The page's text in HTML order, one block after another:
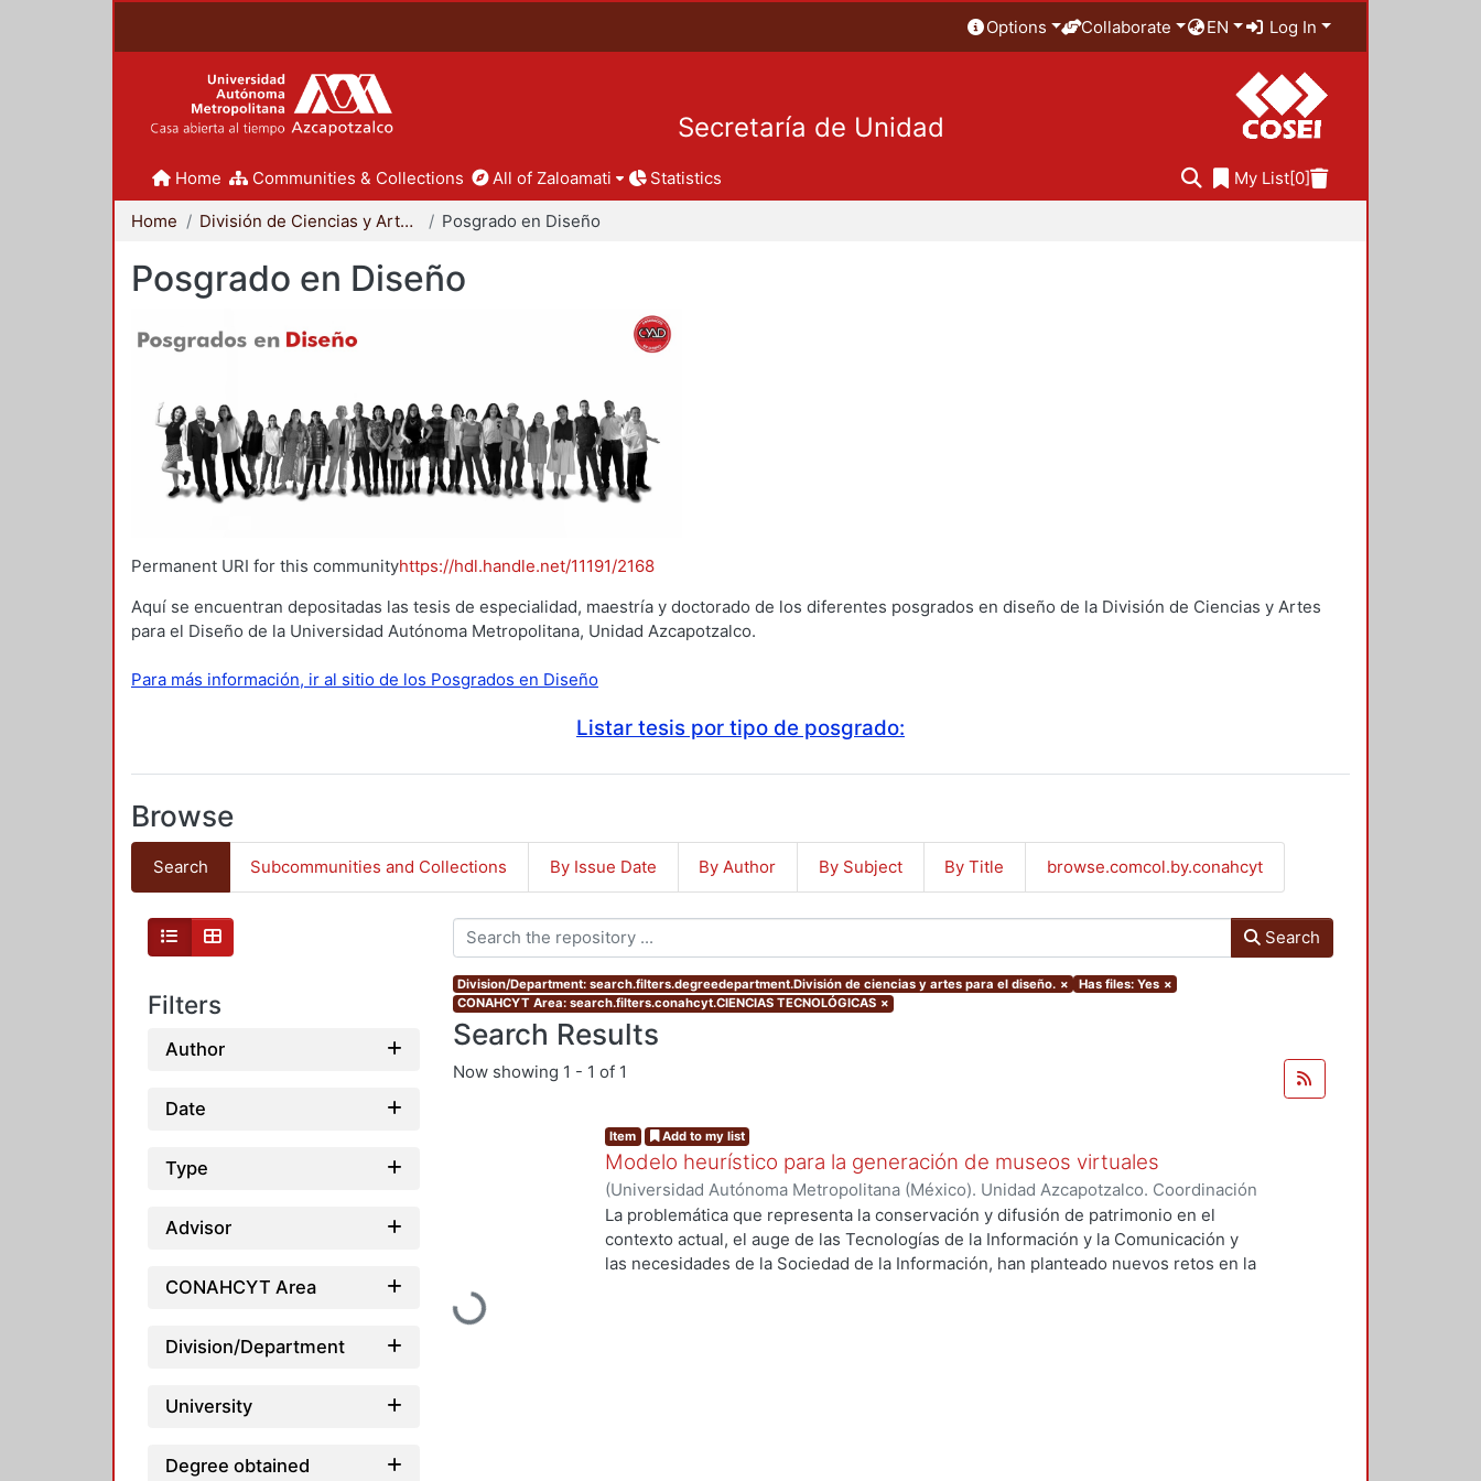
Options Collaborate EN Log In
Secretaría de Unidad
Home Communities & Collections All of Zaloamati Statistics My List[0]
Home División de Ciencias y Artes para el Diseño Posgrado en Diseño
Posgrado en Diseño
Permanent URI for this communityhttps://hdl.handle.net/11191/2168
Aquí se encuentran depositadas las tesis de especialidad, maestría y doctorado de los diferentes posgrados en diseño de la División de Ciencias y Artes
para el Diseño de la Universidad Autónoma Metropolitana, Unidad Azcapotzalco.
Para más información, ir al sitio de los Posgrados en Diseño
Listar tesis por tipo de posgrado:
Browse
Search Subcommunities and Collections By Issue Date By Author By Subject By Title browse.comcol.by.conahcyt
Filters
Author
Date
Type
Advisor
CONAHCYT Area
Division/Department
University
Degree obtained
Search
Division/Department: search.filters.degreedepartment.División de ciencias y artes para el diseño. × Has files: Yes ×
CONAHCYT Area: search.filters.conahcyt.CIENCIAS TECNOLÓGICAS ×
Search Results
Now showing 1 - 1 of 1
Loading...
Item Add to my list
Modelo heurístico para la generación de museos virtuales
(Universidad Autónoma Metropolitana (México). Unidad Azcapotzalco. Coordinación
de Servicios de Información.,2013-11)Flores Enríquez, Marco Antonio
La problemática que representa la conservación y difusión de patrimonio en el
contexto actual, el auge de las Tecnologías de la Información y la Comunicación y
las necesidades de la Sociedad de la Información, han planteado nuevos retos en la